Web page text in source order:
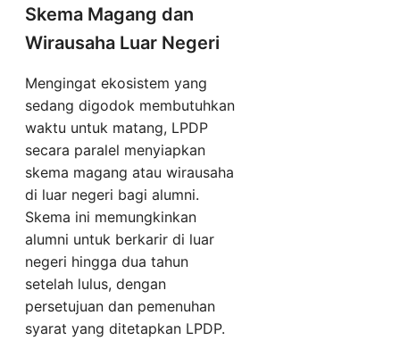
Skema Magang dan
Wirausaha Luar Negeri
Mengingat ekosistem yang
sedang digodok membutuhkan
waktu untuk matang, LPDP
secara paralel menyiapkan
skema magang atau wirausaha
di luar negeri bagi alumni.
Skema ini memungkinkan
alumni untuk berkarir di luar
negeri hingga dua tahun
setelah lulus, dengan
persetujuan dan pemenuhan
syarat yang ditetapkan LPDP.